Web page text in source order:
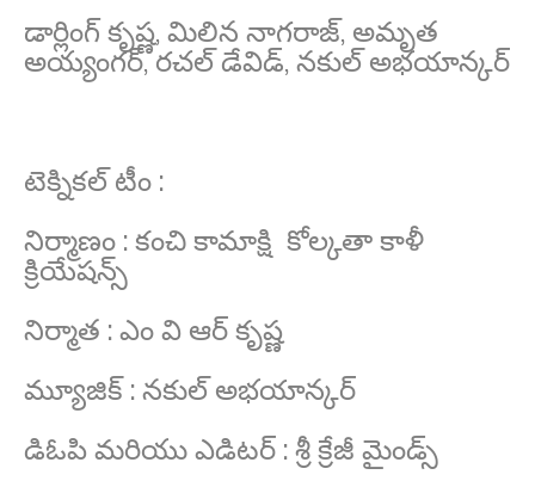
డార్లింగ్ కృష్ణ, మిలిన నాగరాజ్, అమృత
అయ్యంగర్, రచల్ డేవిడ్, నకుల్ అభయాన్కర్
టెక్నికల్ టీం :
నిర్మాణం : కంచి కామాక్షి కోల్కతా కాళీ
క్రియేషన్స్
నిర్మాత : ఎం వి ఆర్ కృష్ణ
మ్యూజిక్ : నకుల్ అభయాన్కర్
డిఓపి మరియు ఎడిటర్ : శ్రీ క్రేజీ మైండ్స్